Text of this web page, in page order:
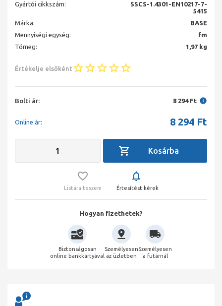
Gyártói cikkszám:
SSCS-1.4301-EN10217-7-
5415
Márka:
BASE
Mennyiségi egység:
fm
Tömeg:
1,97 kg
Értékelje elsőként
Bolti ár: 8 294 Ft
Online ár: 8 294 Ft
Listára teszem Értesítést kérek
Hogyan fizethetek?
Biztonságosan
online bankkártyával
Személyesen
az üzletben
Személyesen
a futárnál